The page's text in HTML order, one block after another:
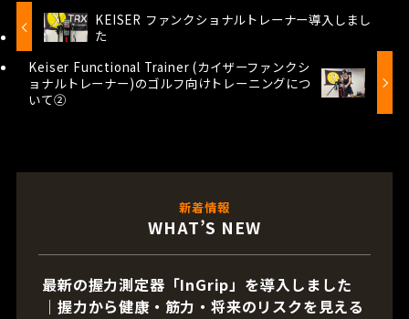
KEISER ファンクショナルトレーナー導入しまし
た
Keiser Functional Trainer (カイザーファンクシ
ョナルトレーナー)のゴルフ向けトレーニングにつ
いて②
新着情報
WHAT’S NEW
最新の握力測定器「InGrip」を導入しました
｜握力から健康・筋力・将来のリスクを見える